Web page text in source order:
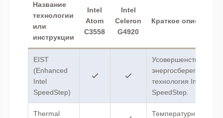
Название
технологии
или
инструкции
Intel
Atom
C3558
Intel
Celeron
G4920
Краткое описание
EIST
(Enhanced
Intel
SpeedStep)
энергосберегающая
технология Intel
SpeedStep.
Thermal Температурный